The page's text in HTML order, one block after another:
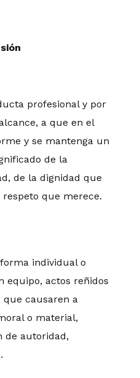
profesional y por
a que en el
y se mantenga un
de la
de la dignidad que
que merece.
individual o
actos reñidos
causaren a
o material,
de autoridad,